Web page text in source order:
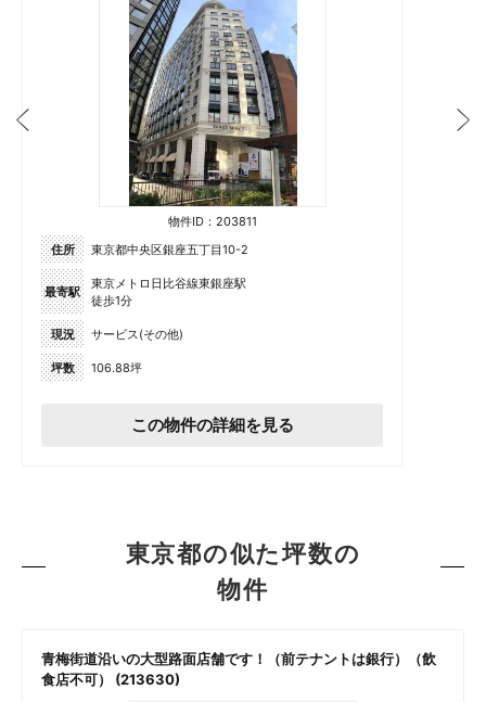
物件ID：203811
住所
東京都中央区銀座五丁目10-2
最寄駅
東京メトロ日比谷線東銀座駅
徒歩1分
現況 サービス(その他)
坪数 106.88坪
この物件の詳細を見る
東京都の似た坪数の
物件
青梅街道沿いの大型路面店舗です！（前テナントは銀行）（飲
食店不可） (213630)